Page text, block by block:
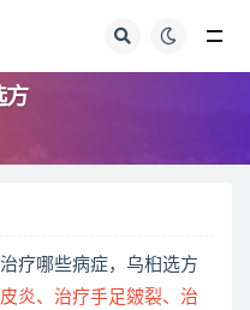
方
疗哪些病症，乌桕选方
炎、治疗手足皴裂、治